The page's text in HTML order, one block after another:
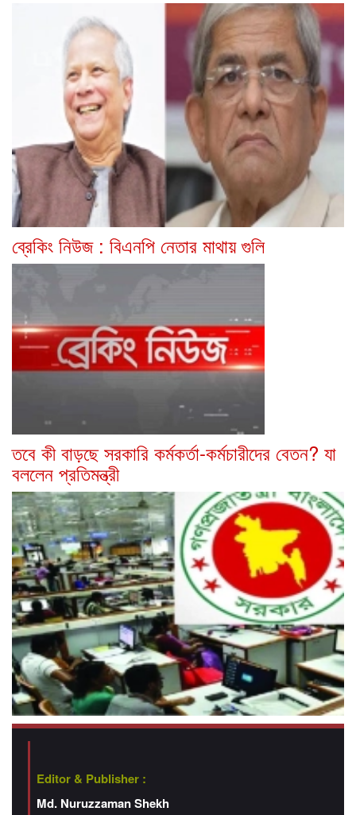
ব্রেকিং নিউজ : বিএনপি নেতার মাথায় গুলি
তবে কী বাড়ছে সরকারি কর্মকর্তা-কর্মচারীদের বেতন? যা
বললেন প্রতিমন্ত্রী
Editor & Publisher :
Md. Nuruzzaman Shekh